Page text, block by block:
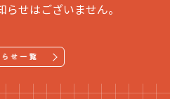
せはございません。